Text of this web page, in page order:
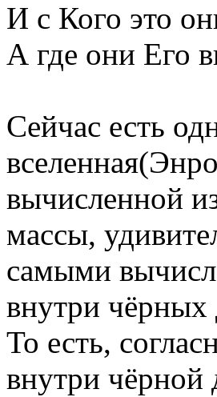
И с Кого это
А где они Его
Сейчас есть
вычисленной
массы,
самыми
внутри
То есть,
внутри